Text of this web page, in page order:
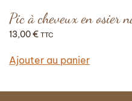
Pic à cheveux en osier
13,00€ TTC
Ajouter au panier